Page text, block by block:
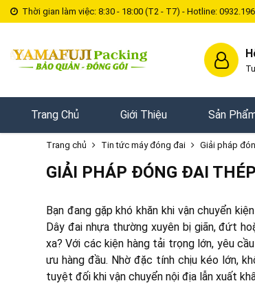
Thời gian làm việc: 8:30 - 18:00 (T2 - T7) - Hotline:
Trang Chủ Giới Thiệu Sản
Trang chủ Tin tức máy đóng đai Giải pháp
GIẢI PHÁP ĐÓNG ĐAI
Bạn đang gặp khó khăn khi vận chuyển
Dây đai nhựa thường xuyên bị giãn, đứt
xa?Với các kiện hàng tải trọng lớn, yêu
ưu hàng đầu. Nhờ đặc tính chịu kéo lớn,
tuyệt đối khi vận chuyển nội địa lẫn xuất